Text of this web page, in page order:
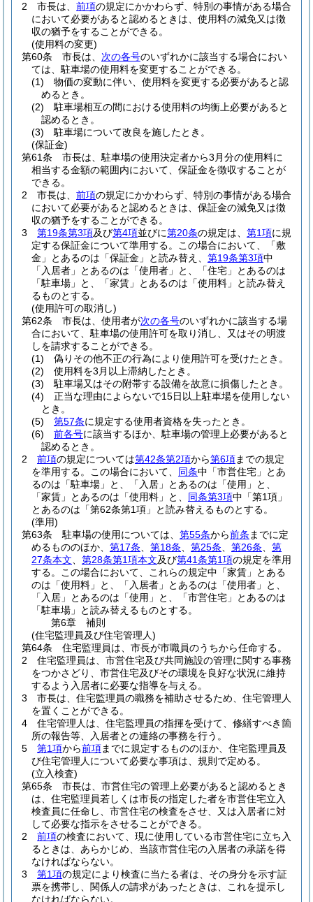
2
市長は、 前項の規定にかかわらず、特別の事情がある場合
において必要があると認めるときは、使用料の減免又は徴
収の猶予をすることができる。
(使用料の変更)
第60条
市長は、 次の各号のいずれかに該当する場合におい
ては、駐車場の使用料を変更することができる。
(1)
物価の変動に伴い、使用料を変更する必要があると認
めるとき。
(2)
駐車場相互の間における使用料の均衡上必要があると
認めるとき。
(3)
駐車場について改良を施したとき。
(保証金)
第61条
市長は、駐車場の使用決定者から3月分の使用料に
相当する金額の範囲内において、保証金を徴収することが
できる。
2
市長は、 前項の規定にかかわらず、特別の事情がある場合
において必要があると認めるときは、保証金の減免又は徴
収の猶予をすることができる。
3
第19条第3項及び第4項並びに第20条の規定は、 第1項に規
定する保証金について準用する。
この場合において、「敷
金」とあるのは「保証金」と読み替え、 第19条第3項中
「入居者」とあるのは「使用者」と、「住宅」とあるのは
「駐車場」と、「家賃」とあるのは「使用料」と読み替え
るものとする。
(使用許可の取消し)
第62条
市長は、使用者が次の各号のいずれかに該当する場
合において、駐車場の使用許可を取り消し、又はその明渡
しを請求することができる。
(1)
偽りその他不正の行為により使用許可を受けたとき。
(2)
使用料を3月以上滞納したとき。
(3)
駐車場又はその附帯する設備を故意に損傷したとき。
(4)
正当な理由によらないで15日以上駐車場を使用しない
とき。
(5)
第57条に規定する使用者資格を失ったとき。
(6)
前各号に該当するほか、駐車場の管理上必要があると
認めるとき。
2
前項の規定については第42条第2項から第6項までの規定
を準用する。
この場合において、 同条中「市営住宅」とあ
るのは「駐車場」と、「入居」とあるのは「使用」と、
「家賃」とあるのは「使用料」と、 同条第3項中「第1項」
とあるのは「第62条第1項」と読み替えるものとする。
(準用)
第63条
駐車場の使用については、 第55条から前条 までに定
めるもののほか、 第17条 第18条 第25条 第26条
第
27条本文
第28条第1項本文及び第41条第1項の規定を準用
する。
この場合において、これらの規定中「家賃」とある
のは「使用料」と、「入居者」とあるのは「使用者」と、
「入居」とあるのは「使用」と、「市営住宅」とあるのは
「駐車場」と読み替えるものとする。
第6章
補則
(住宅監理員及び住宅管理人)
第64条
住宅監理員は、市長が市職員のうちから任命する。
2
住宅監理員は、市営住宅及び共同施設の管理に関する事務
をつかさどり、市営住宅及びその環境を良好な状況に維持
するよう入居者に必要な指導を与える。
3
市長は、住宅監理員の職務を補助させるため、住宅管理人
を置くことができる。
4
住宅管理人は、住宅監理員の指揮を受けて、修繕すべき箇
所の報告等、入居者との連絡の事務を行う。
5
第1項から前項までに規定するもののほか、住宅監理員及
び住宅管理人について必要な事項は、規則で定める。
(立入検査)
第65条
市長は、市営住宅の管理上必要があると認めるとき
は、住宅監理員若しくは市長の指定した者を市営住宅立入
検査員に任命し、市営住宅の検査をさせ、又は入居者に対
して必要な指示をさせることができる。
2
前項の検査において、現に使用している市営住宅に立ち入
るときは、あらかじめ、当該市営住宅の入居者の承諾を得
なければならない。
3
第1項の規定により検査に当たる者は、その身分を示す証
票を携帯し、関係人の請求があったときは、これを提示し
なければならない。